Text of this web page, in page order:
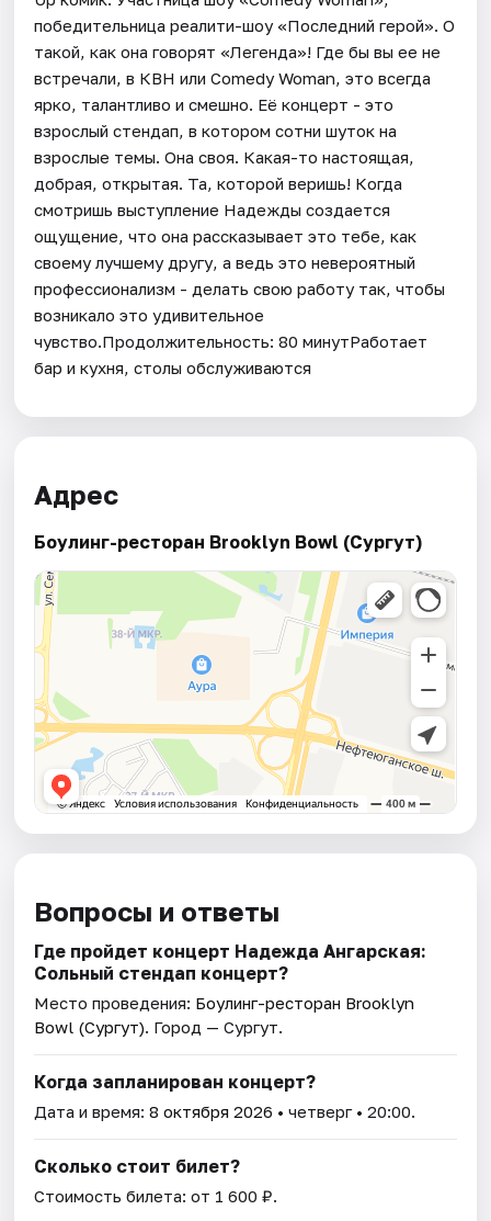
победительница реалити-шоу «Последний герой». О
такой, как она говорят «Легенда»! Где бы вы ее не
встречали, в КВН или Comedy Woman, это всегда
ярко, талантливо и смешно. Её концерт - это
взрослый стендап, в котором сотни шуток на
взрослые темы. Она своя. Какая-то настоящая,
добрая, открытая. Та, которой веришь! Когда
смотришь выступление Надежды создается
ощущение, что она рассказывает это тебе, как
своему лучшему другу, а ведь это невероятный
профессионализм - делать свою работу так, чтобы
возникало это удивительное
чувство.Продолжительность: 80 минутРаботает
бар и кухня, столы обслуживаются
Адрес
Боулинг-ресторан Brooklyn Bowl (Сургут)
Вопросы и ответы
Где пройдет концерт Надежда Ангарская:
Сольный стендап концерт?
Место проведения: Боулинг-ресторан Brooklyn
Bowl (Сургут). Город — Сургут.
Когда запланирован концерт?
Дата и время:8 октября 2026 • четверг • 20:00.
Сколько стоит билет?
Стоимость билета: от 1 600 ₽.